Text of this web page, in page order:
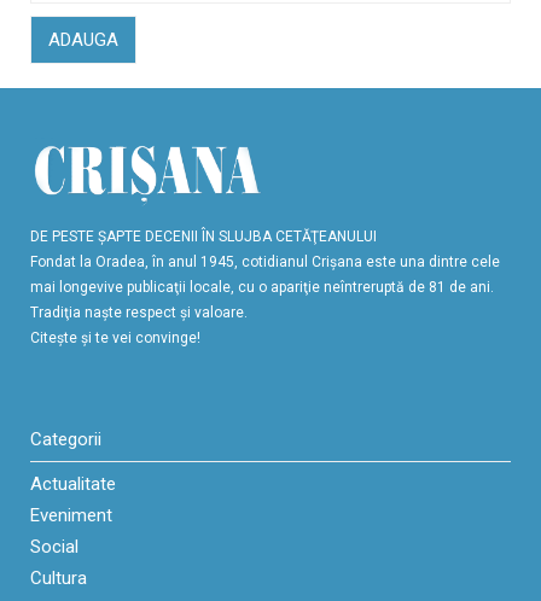
ADAUGA
DE PESTE ŞAPTE DECENII ÎN SLUJBA CETĂŢEANULUI
Fondat la Oradea, în anul 1945, cotidianul Crişana este una dintre cele
mai longevive publicaţii locale, cu o apariţie neîntreruptă de 81 de ani.
Tradiţia naşte respect şi valoare.
Citeşte şi te vei convinge!
Categorii
Actualitate
Eveniment
Social
Cultura